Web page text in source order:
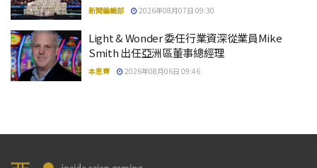
新聞編輯部 2026年08月07日 09:30
Light & Wonder 委任行業資深從業員Mike
Smith 出任亞洲區董事總經理
本思齊 2026年08月06日 09:46